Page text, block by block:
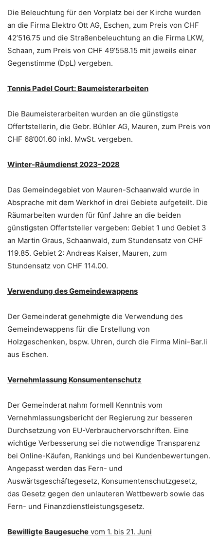
Die Beleuchtung für den Vorplatz bei der Kirche wurden
an die Firma Elektro Ott AG, Eschen, zum Preis von CHF
42’516.75 und die Straßenbeleuchtung an die Firma LKW,
Schaan, zum Preis von CHF 49’558.15 mit jeweils einer
Gegenstimme (DpL) vergeben.
Tennis Padel Court: Baumeisterarbeiten
Die Baumeisterarbeiten wurden an die günstigste
Offertstellerin, die Gebr. Bühler AG, Mauren, zum Preis von
CHF 68’001.60 inkl. MwSt. vergeben.
Winter-Räumdienst 2023-2028
Das Gemeindegebiet von Mauren-Schaanwald wurde in
Absprache mit dem Werkhof in drei Gebiete aufgeteilt. Die
Räumarbeiten wurden für fünf Jahre an die beiden
günstigsten Offertsteller vergeben: Gebiet 1 und Gebiet 3
an Martin Graus, Schaanwald, zum Stundensatz von CHF
119.85. Gebiet 2: Andreas Kaiser, Mauren, zum
Stundensatz von CHF 114.00.
Verwendung des Gemeindewappens
Der Gemeinderat genehmigte die Verwendung des
Gemeindewappens für die Erstellung von
Holzgeschenken, bspw. Uhren, durch die Firma Mini-Bar.li
aus Eschen.
Vernehmlassung Konsumentenschutz
Der Gemeinderat nahm formell Kenntnis vom
Vernehmlassungsbericht der Regierung zur besseren
Durchsetzung von EU-Verbrauchervorschriften. Eine
wichtige Verbesserung sei die notwendige Transparenz
bei Online-Käufen, Rankings und bei Kundenbewertungen.
Angepasst werden das Fern- und
Auswärtsgeschäftegesetz, Konsumentenschutzgesetz,
das Gesetz gegen den unlauteren Wettbewerb sowie das
Fern- und Finanzdienstleistungsgesetz.
Bewilligte Baugesuche vom 1. bis 21. Juni